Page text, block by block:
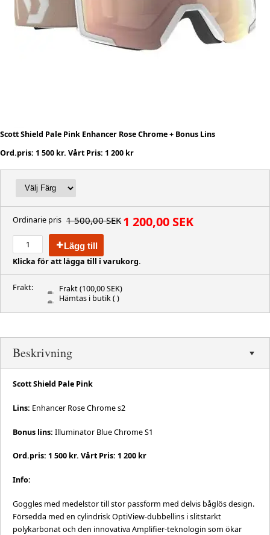
Scott Shield Pale Pink Enhancer Rose Chrome + Bonus Lins
Ord.pris: 1 500 kr. Vårt Pris: 1 200 kr
Ordinarie pris 1 500,00 SEK 1 200,00 SEK
Lägg till
Klicka för att lägga till i varukorg.
Frakt: Frakt(100,00 SEK)
Hämtas i butik( )
Beskrivning
Scott Shield Pale Pink
Lins: Enhancer Rose Chrome s2
Bonus lins: Illuminator Blue Chrome S1
Ord.pris: 1 500 kr. Vårt Pris: 1 200 kr
Info:
Goggles med medelstor till stor passform med delvis båglös design.
Försedda med en cylindrisk OptiView-dubbellins i slitstarkt
polykarbonat och den innovativa Amplifier-teknologin som ökar